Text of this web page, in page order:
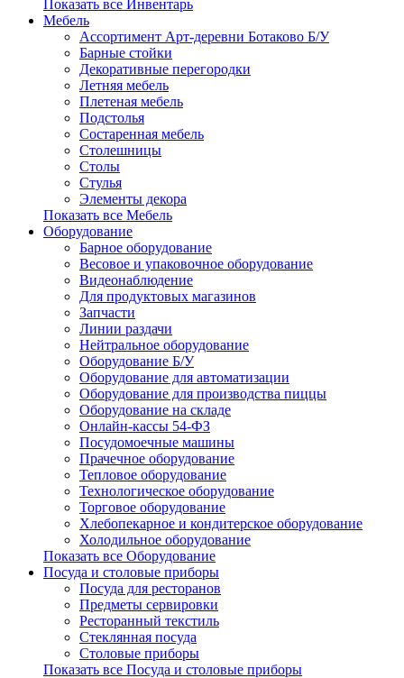
Показать все Инвентарь
Мебель
Ассортимент Арт-деревни Ботаково Б/У
Барные стойки
Декоративные перегородки
Летняя мебель
Плетеная мебель
Подстолья
Состаренная мебель
Столешницы
Столы
Стулья
Элементы декора
Показать все Мебель
Оборудование
Барное оборудование
Весовое и упаковочное оборудование
Видеонаблюдение
Для продуктовых магазинов
Запчасти
Линии раздачи
Нейтральное оборудование
Оборудование Б/У
Оборудование для автоматизации
Оборудование для производства пиццы
Оборудование на складе
Онлайн-кассы 54-ФЗ
Посудомоечные машины
Прачечное оборудование
Тепловое оборудование
Технологическое оборудование
Торговое оборудование
Хлебопекарное и кондитерское оборудование
Холодильное оборудование
Показать все Оборудование
Посуда и столовые приборы
Посуда для ресторанов
Предметы сервировки
Ресторанный текстиль
Стеклянная посуда
Столовые приборы
Показать все Посуда и столовые приборы